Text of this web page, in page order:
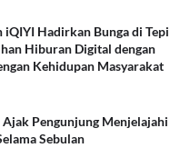
iQIYI Hadirkan Bunga di Tepi
Hiburan Digital dengan
Kehidupan Masyarakat
Pengunjung Menjelajahi
Sebulan